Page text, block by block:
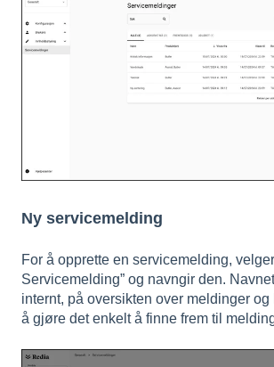
Ny servicemelding
For å opprette en servicemelding,
Servicemelding” og navngir den.
internt, på oversikten over meldinger og
å gjøre det enkelt å finne frem til